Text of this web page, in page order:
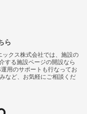
ら
クス株式会社では、施設の
する施設ページの開設なら
用のサポートも行なってお
など、お気軽にご相談くだ